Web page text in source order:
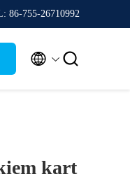
86-755-26710992
 
kart